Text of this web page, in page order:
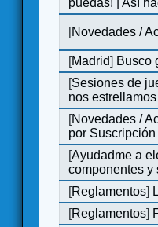
puedas! | Así
[Novedades /
[Madrid] Busco
[Sesiones de
nos
[Novedades /
por Suscripción
[Ayudadme a
componentes y
[Reglamentos]
[Reglamentos]